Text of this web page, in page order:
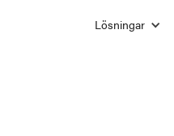
Lösningar